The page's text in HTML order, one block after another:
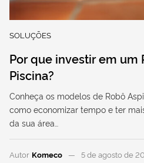
SOLUÇÕES
Por que investir em um
Piscina?
Conheça os modelos de Robô
como economizar tempo e ter
da sua área…
Autor Komeco 5 de agosto de